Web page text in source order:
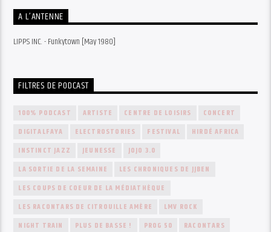
A L’ANTENNE
LIPPS INC. - Funkytown [May 1980]
FILTRES DE PODCAST
100% PODCAST ARTISTE CENTRE DE LOISIRS
CONCERT
DIGITALFAYA
ELECTROSTORIES FESTIVAL
HIRDÉ AFRICA
INSTINCT JAZZ
JEUNESSE
JOJO 3.0
LA SORTIE DE LA SEMAINE
LES CHRONIQUES DE JJBEN
LES COUPS DE COEUR DE LA MÉDIATHÈQUE
LES RACONTARS DE CITROUILLE AMÈRE
LMV ROCK
NIGHT TRAIN
PLUS DE BASSE ! PROG 50
RACONTARS